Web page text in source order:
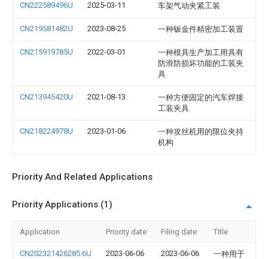
CN222589496U 2025-03-11 车架气动夹紧工装
CN219581482U 2023-08-25 一种钣金件精密加工装置
CN215919785U 2022-03-01
一种模具生产加工用具有
防滑防损坏功能的工装夹
具
CN213945420U 2021-08-13
一种方便固定的汽车焊接
工装夹具
CN218224978U 2023-01-06
一种攻丝机用的限位夹持
机构
Priority And Related Applications
Priority Applications (1)
Application Priority date Filing date Title
CN202321426285.6U 2023-06-06 2023-06-06
一种用于